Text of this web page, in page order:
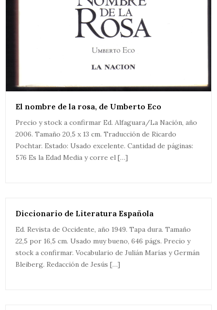
El nombre de la rosa, de Umberto Eco
Precio y stock a confirmar Ed. Alfaguara/La Nación, año
2006. Tamaño 20,5 x 13 cm. Traducción de Ricardo
Pochtar. Estado: Usado excelente. Cantidad de páginas:
576 Es la Edad Media y corre el […]
Diccionario de Literatura Española
Ed. Revista de Occidente, año 1949. Tapa dura. Tamaño
22,5 por 16,5 cm. Usado muy bueno, 646 págs. Precio y
stock a confirmar. Vocabulario de Julián Marías y Germán
Bleiberg. Redacción de Jesús […]